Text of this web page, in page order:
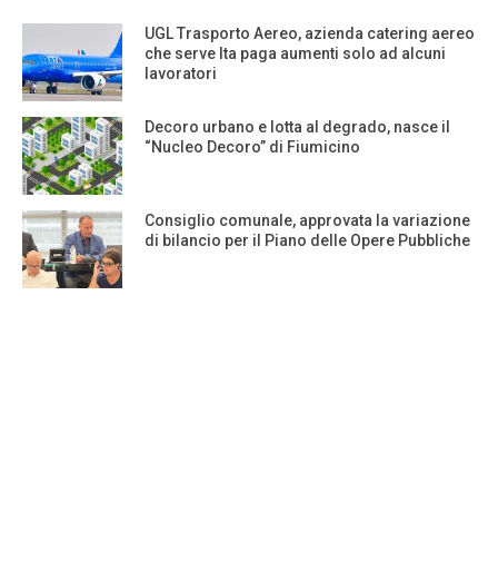
UGL Trasporto Aereo, azienda catering aereo
che serve Ita paga aumenti solo ad alcuni
lavoratori
Decoro urbano e lotta al degrado, nasce il
“Nucleo Decoro” di Fiumicino
Consiglio comunale, approvata la variazione
di bilancio per il Piano delle Opere Pubbliche